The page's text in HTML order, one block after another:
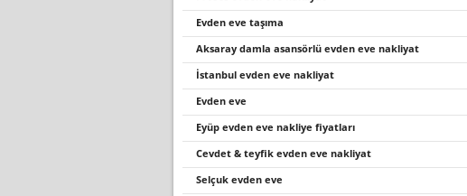
evden eve taşıma
aksaray damla asansörlü evden eve nakli̇yat
i̇stanbul evden eve nakli̇yat
evden eve
eyüp evden eve nakliye fiyatları
cevdet & teyfik evden eve nakliyat
selçuk evden eve